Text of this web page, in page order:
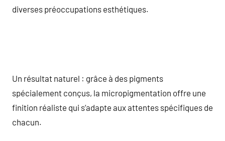
diverses préoccupations esthétiques.
Un résultat naturel : grâce à des pigments
spécialement conçus, la micropigmentation offre une
finition réaliste qui s’adapte aux attentes spécifiques de
chacun.